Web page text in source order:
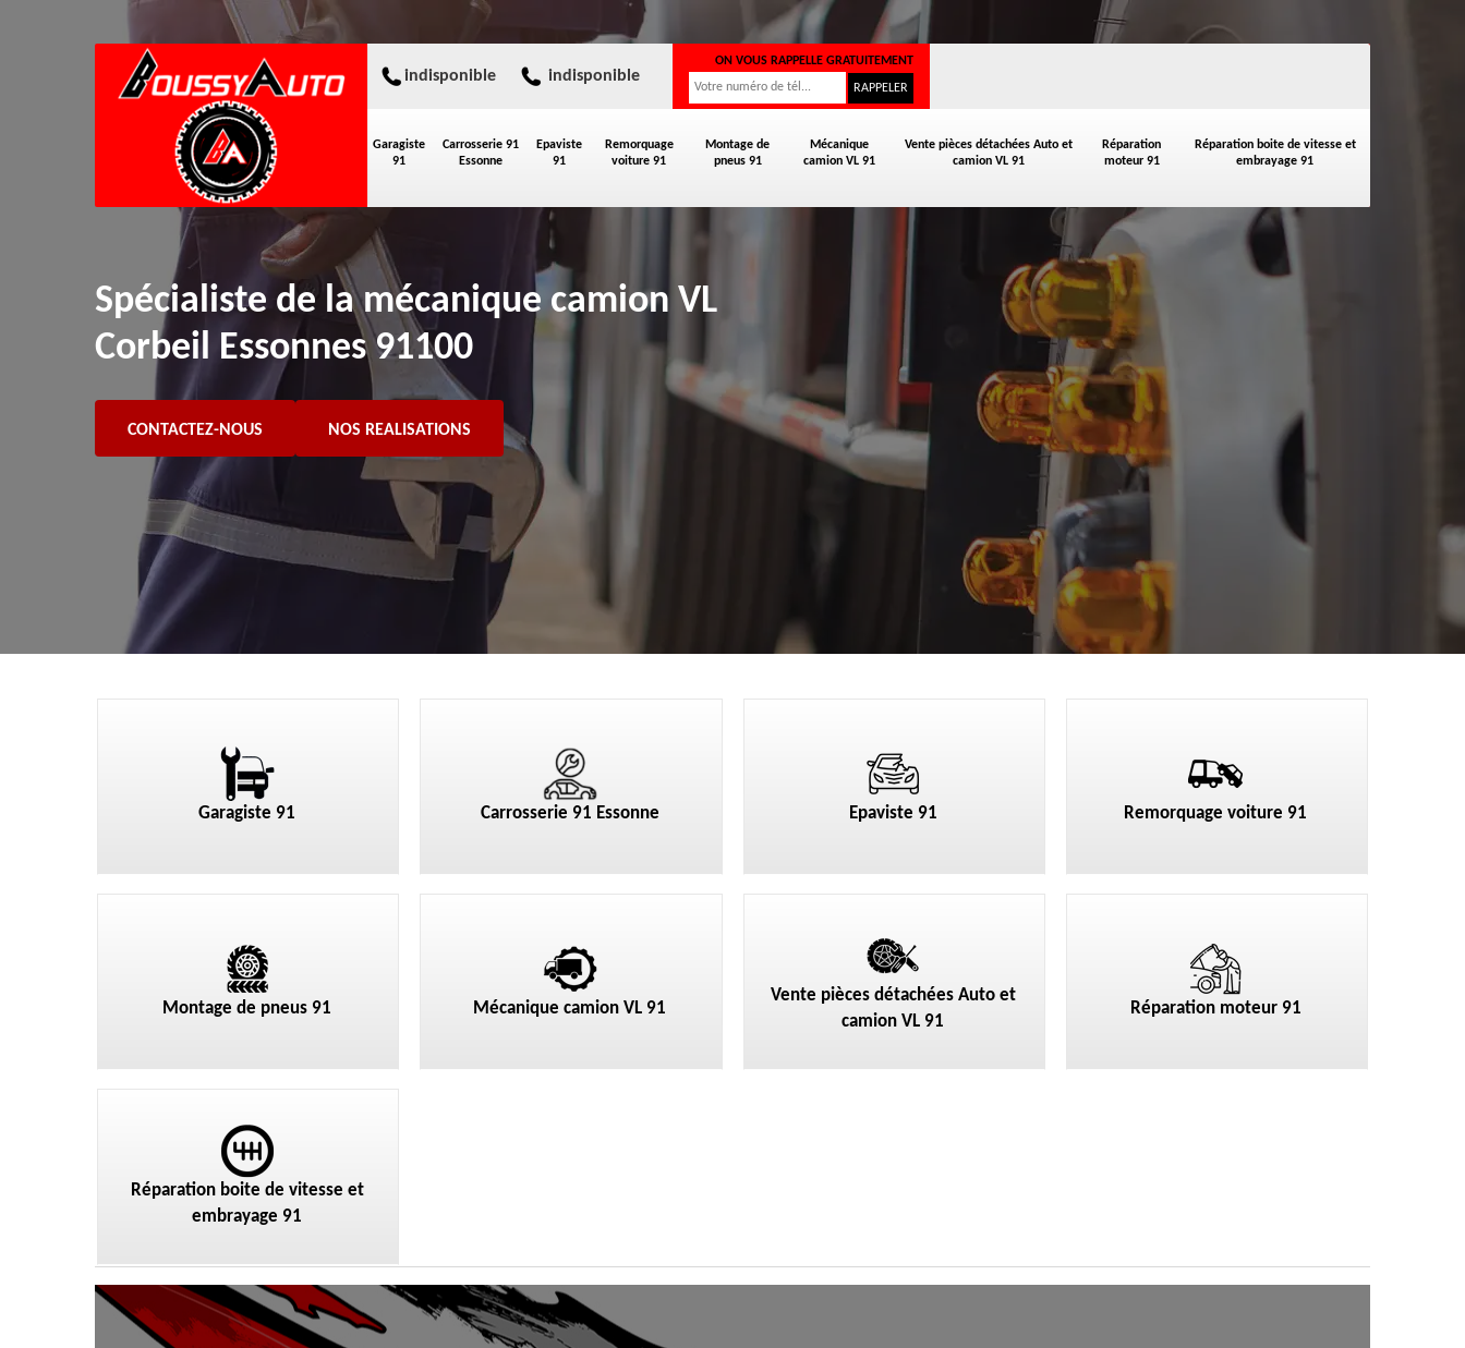
Garagiste
91
Carrosserie 91
Essonne
Epaviste
91
Remorquage
voiture 91
Montage de
pneus 91
Mécanique
camion VL 91
Vente pièces détachées Auto et
camion VL 91
Réparation
moteur 91
Réparation boite de vitesse et
embrayage 91
indisponible indisponible
ON VOUS RAPPELLE GRATUITEMENT
Spécialiste de la mécanique camion VL
Corbeil Essonnes 91100
CONTACTEZ-NOUS NOS REALISATIONS
Garagiste 91 Carrosserie 91 Essonne Epaviste 91 Remorquage voiture 91
Montage de pneus 91 Mécanique camion VL 91
Vente pièces détachées Auto et
camion VL 91
Réparation moteur 91
Réparation boite de vitesse et
embrayage 91